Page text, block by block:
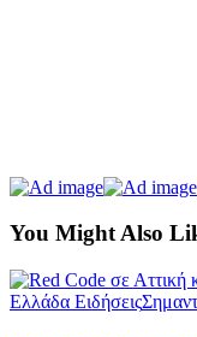
You Might Also
Ελλάδα Ειδήσεις